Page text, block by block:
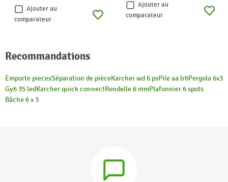
Ajouter au
comparateur
Ajouter au
comparateur
Recommandations
Emporte piecesSéparation de pièceKarcher wd 6 psPile aa lr6Pergola 6x3
Gy6 35 ledKarcher quick connectRondelle 6 mmPlafonnier 6 spots
Bâche 6 x 3